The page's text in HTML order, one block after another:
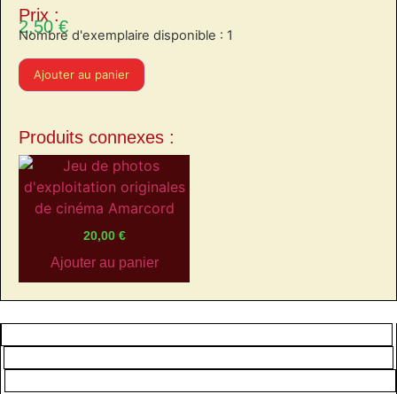
Prix :
2,50€
Nombre d'exemplaire disponible : 1
Ajouter au panier
Produits connexes :
20,00 €
Ajouter au panier